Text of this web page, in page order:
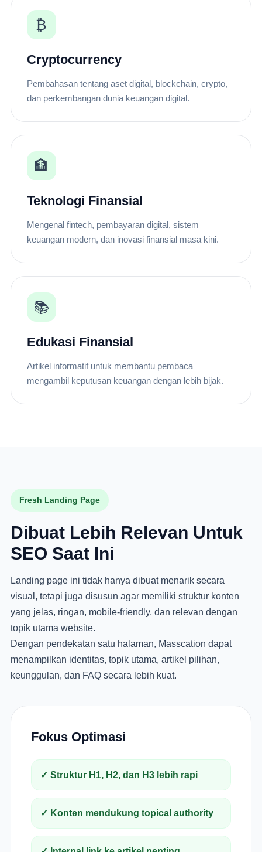
₿
Cryptocurrency
Pembahasan tentang aset digital, blockchain, crypto,
dan perkembangan dunia keuangan digital.
🏦
Teknologi Finansial
Mengenal fintech, pembayaran digital, sistem
keuangan modern, dan inovasi finansial masa kini.
📚
Edukasi Finansial
Artikel informatif untuk membantu pembaca
mengambil keputusan keuangan dengan lebih bijak.
Fresh Landing Page
Dibuat Lebih Relevan Untuk
SEO Saat Ini
Landing page ini tidak hanya dibuat menarik secara
visual, tetapi juga disusun agar memiliki struktur konten
yang jelas, ringan, mobile-friendly, dan relevan dengan
topik utama website.
Dengan pendekatan satu halaman, Masscation dapat
menampilkan identitas, topik utama, artikel pilihan,
keunggulan, dan FAQ secara lebih kuat.
Fokus Optimasi
✓ Struktur H1, H2, dan H3 lebih rapi
✓ Konten mendukung topical authority